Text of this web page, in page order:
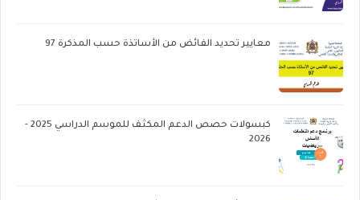
معايير تحديد الفائض من الأساتذة حسب المذكرة 97
كبسولات حصص الدعم المكثف للموسم الدراسي 2025 -
2026